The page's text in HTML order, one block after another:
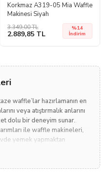
Korkmaz A319-05 Mia Waffle
Makinesi Siyah
3.349,00 TL
2.889,85 TL
%14
İndirim
waffle’lar hazırlamanın en
veya atıştırmalık anlarını
dolu bir deneyim sunar.
ile waffle makineleri,
yemek yapmaktan
seramik veya kaliteli